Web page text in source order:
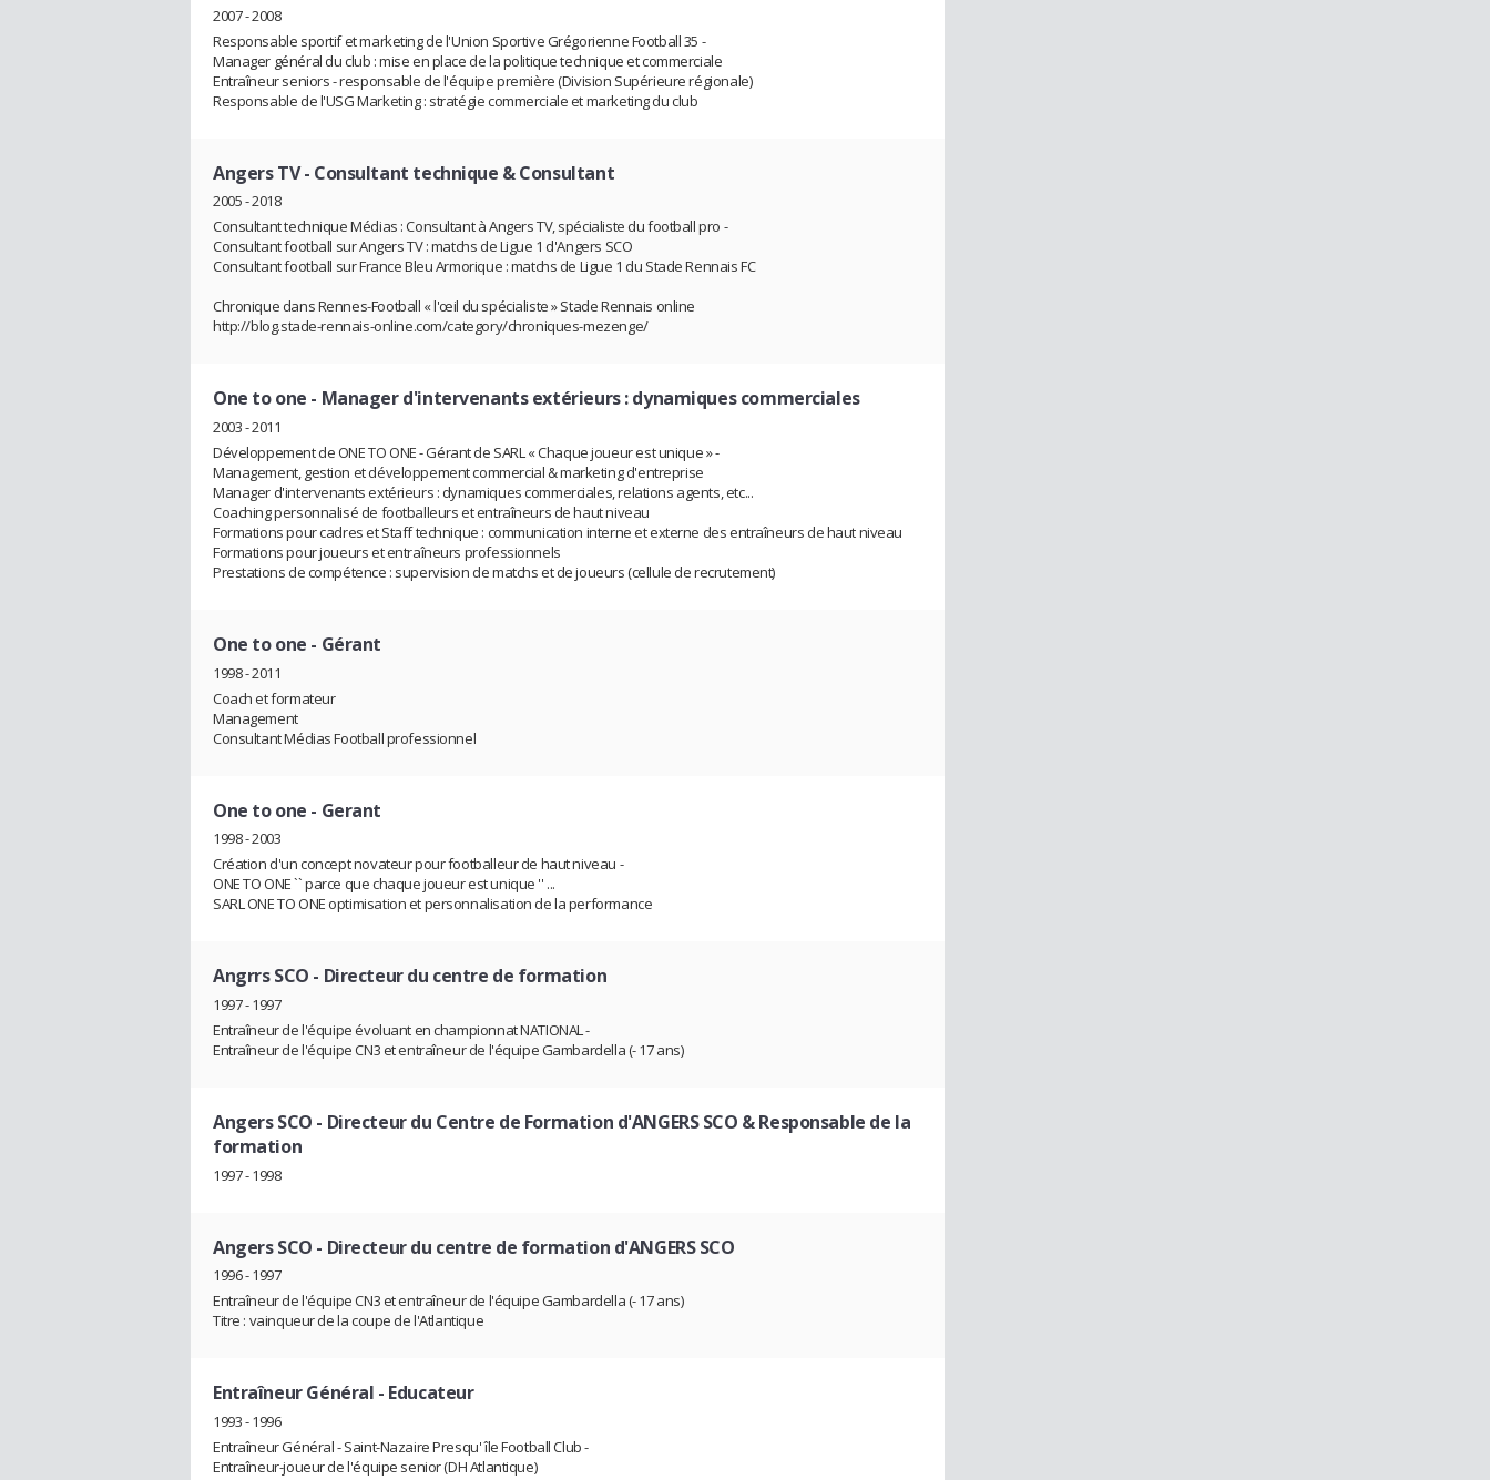
2007 - 2008
Responsable sportif et marketing de l'Union Sportive Grégorienne Football 35 -
Manager général du club : mise en place de la politique technique et commerciale
Entraîneur seniors - responsable de l'équipe première (Division Supérieure régionale)
Responsable de l'USG Marketing : stratégie commerciale et marketing du club
Angers TV- Consultant technique & Consultant
2005 - 2018
Consultant technique Médias : Consultant à Angers TV, spécialiste du football pro -
Consultant football sur Angers TV : matchs de Ligue 1 d'Angers SCO
Consultant football sur France Bleu Armorique : matchs de Ligue 1 du Stade Rennais FC
Chronique dans Rennes-Football « l'œil du spécialiste » Stade Rennais online
http://blog.stade-rennais-online.com/category/chroniques-mezenge/
One to one - Manager d'intervenants extérieurs : dynamiques commerciales
2003 - 2011
Développement de ONE TO ONE - Gérant de SARL « Chaque joueur est unique » -
Management, gestion et développement commercial & marketing d'entreprise
Manager d'intervenants extérieurs : dynamiques commerciales, relations agents, etc...
Coaching personnalisé de footballeurs et entraîneurs de haut niveau
Formations pour cadres et Staff technique : communication interne et externe des entraîneurs de haut niveau
Formations pour joueurs et entraîneurs professionnels
Prestations de compétence : supervision de matchs et de joueurs (cellule de recrutement)
One to one - Gérant
1998 - 2011
Coach et formateur
Management
Consultant Médias Football professionnel
One to one - Gerant
1998 - 2003
Création d'un concept novateur pour footballeur de haut niveau -
ONE TO ONE `` parce que chaque joueur est unique '' ...
SARL ONE TO ONE optimisation et personnalisation de la performance
Angrrs SCO - Directeur du centre de formation
1997 - 1997
Entraîneur de l'équipe évoluant en championnat NATIONAL -
Entraîneur de l'équipe CN3 et entraîneur de l'équipe Gambardella (- 17 ans)
Angers SCO - Directeur du Centre de Formation d'ANGERS SCO & Responsable de la
formation
1997 - 1998
Angers SCO - Directeur du centre de formation d'ANGERS SCO
1996 - 1997
Entraîneur de l'équipe CN3 et entraîneur de l'équipe Gambardella (- 17 ans)
Titre : vainqueur de la coupe de l'Atlantique
Entraîneur Général - Educateur
1993 - 1996
Entraîneur Général - Saint-Nazaire Presqu' île Football Club -
Entraîneur-joueur de l'équipe senior (DH Atlantique)